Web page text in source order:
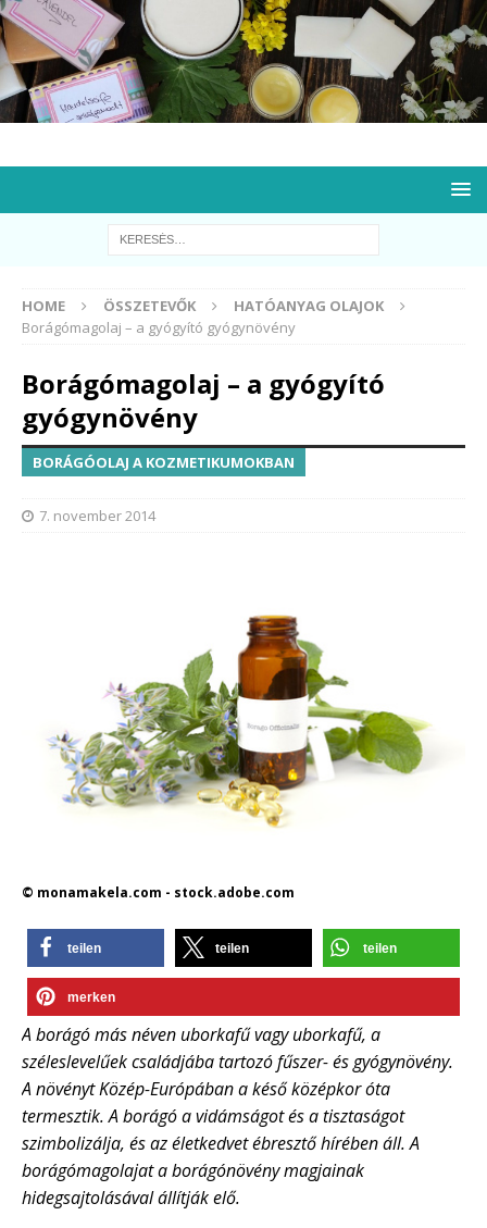
HOME ÖSSZETEVŐK
HATÓANYAG OLAJOK
Borágómagolaj – a gyógyító gyógynövény
Borágómagolaj – a gyógyító
gyógynövény
BORÁGÓOLAJ A KOZMETIKUMOKBAN
7. november 2014
© monamakela.com - stock.adobe.com
teilen teilen teilen
merken
A borágó más néven uborkafű vagy uborkafű, a
széleslevelűek családjába tartozó fűszer- és gyógynövény.
A növényt Közép-Európában a késő középkor óta
termesztik. A borágó a vidámságot és a tisztaságot
szimbolizálja, és az életkedvet ébresztő hírében áll. A
borágómagolajat a borágónövény magjainak
hidegsajtolásával állítják elő.